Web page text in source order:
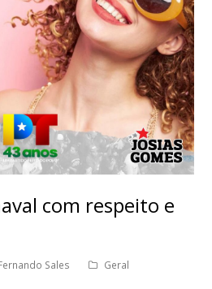
com respeito e
Sales
Geral